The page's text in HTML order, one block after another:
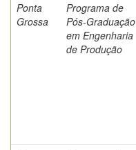
Ponta
Grossa
Programa de
Pós-Graduação
em Engenharia
de Produção